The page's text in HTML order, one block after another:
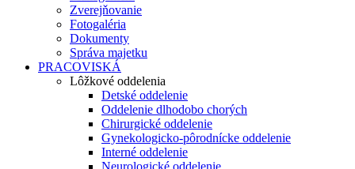
Zverejňovanie
Fotogaléria
Dokumenty
Správa majetku
PRACOVISKÁ
Lôžkové oddelenia
Detské oddelenie
Oddelenie dlhodobo chorých
Chirurgické oddelenie
Gynekologicko-pôrodnícke oddelenie
Interné oddelenie
Neurologické oddelenie